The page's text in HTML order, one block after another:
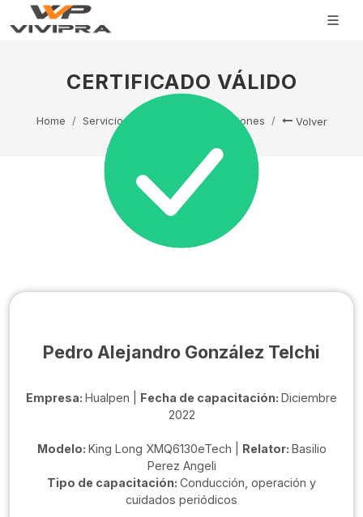
CERTIFICADO VÁLIDO
Home Servicio Técnico Capacitaciones Volver
Pedro Alejandro González Telchi
Empresa: Hualpen | Fecha de capacitación: Diciembre
2022
Modelo: King Long XMQ6130eTech | Relator: Basilio
Perez Angeli
Tipo de capacitación: Conducción, operación y
cuidados periódicos